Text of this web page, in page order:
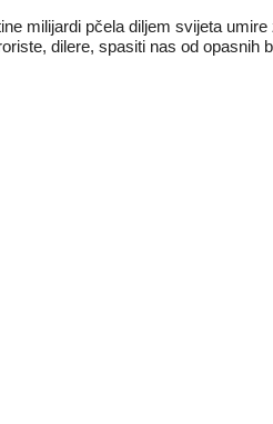
milijardi pčela diljem svijeta
dilere, spasiti nas od